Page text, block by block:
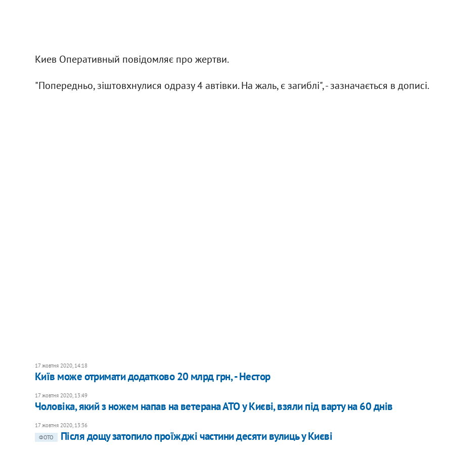
Киев Оперативный повідомляє про жертви.
"Попередньо, зіштовхнулися одразу 4 автівки. На жаль, є загиблі", - зазначається в дописі.
17 жовтня 2020, 14:18
Київ може отримати додатково 20 млрд грн, - Нестор
17 жовтня 2020, 13:49
Чоловіка, який з ножем напав на ветерана АТО у Києві, взяли під варту на 60 днів
17 жовтня 2020, 13:36
ФОТО
Після дощу затопило проїжджі частини десяти вулиць у Києві